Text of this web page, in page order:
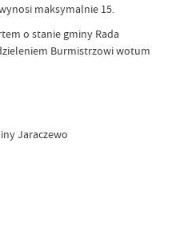
maksymalnie 15.
o stanie gminy Rada
Burmistrzowi wotum
Jaraczewo